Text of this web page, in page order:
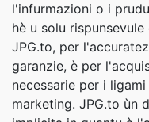
l'infurmazioni o i
hè u solu
JPG.to, per
garanzie, è per
necessarie per i
marketing. JPG.to ùn